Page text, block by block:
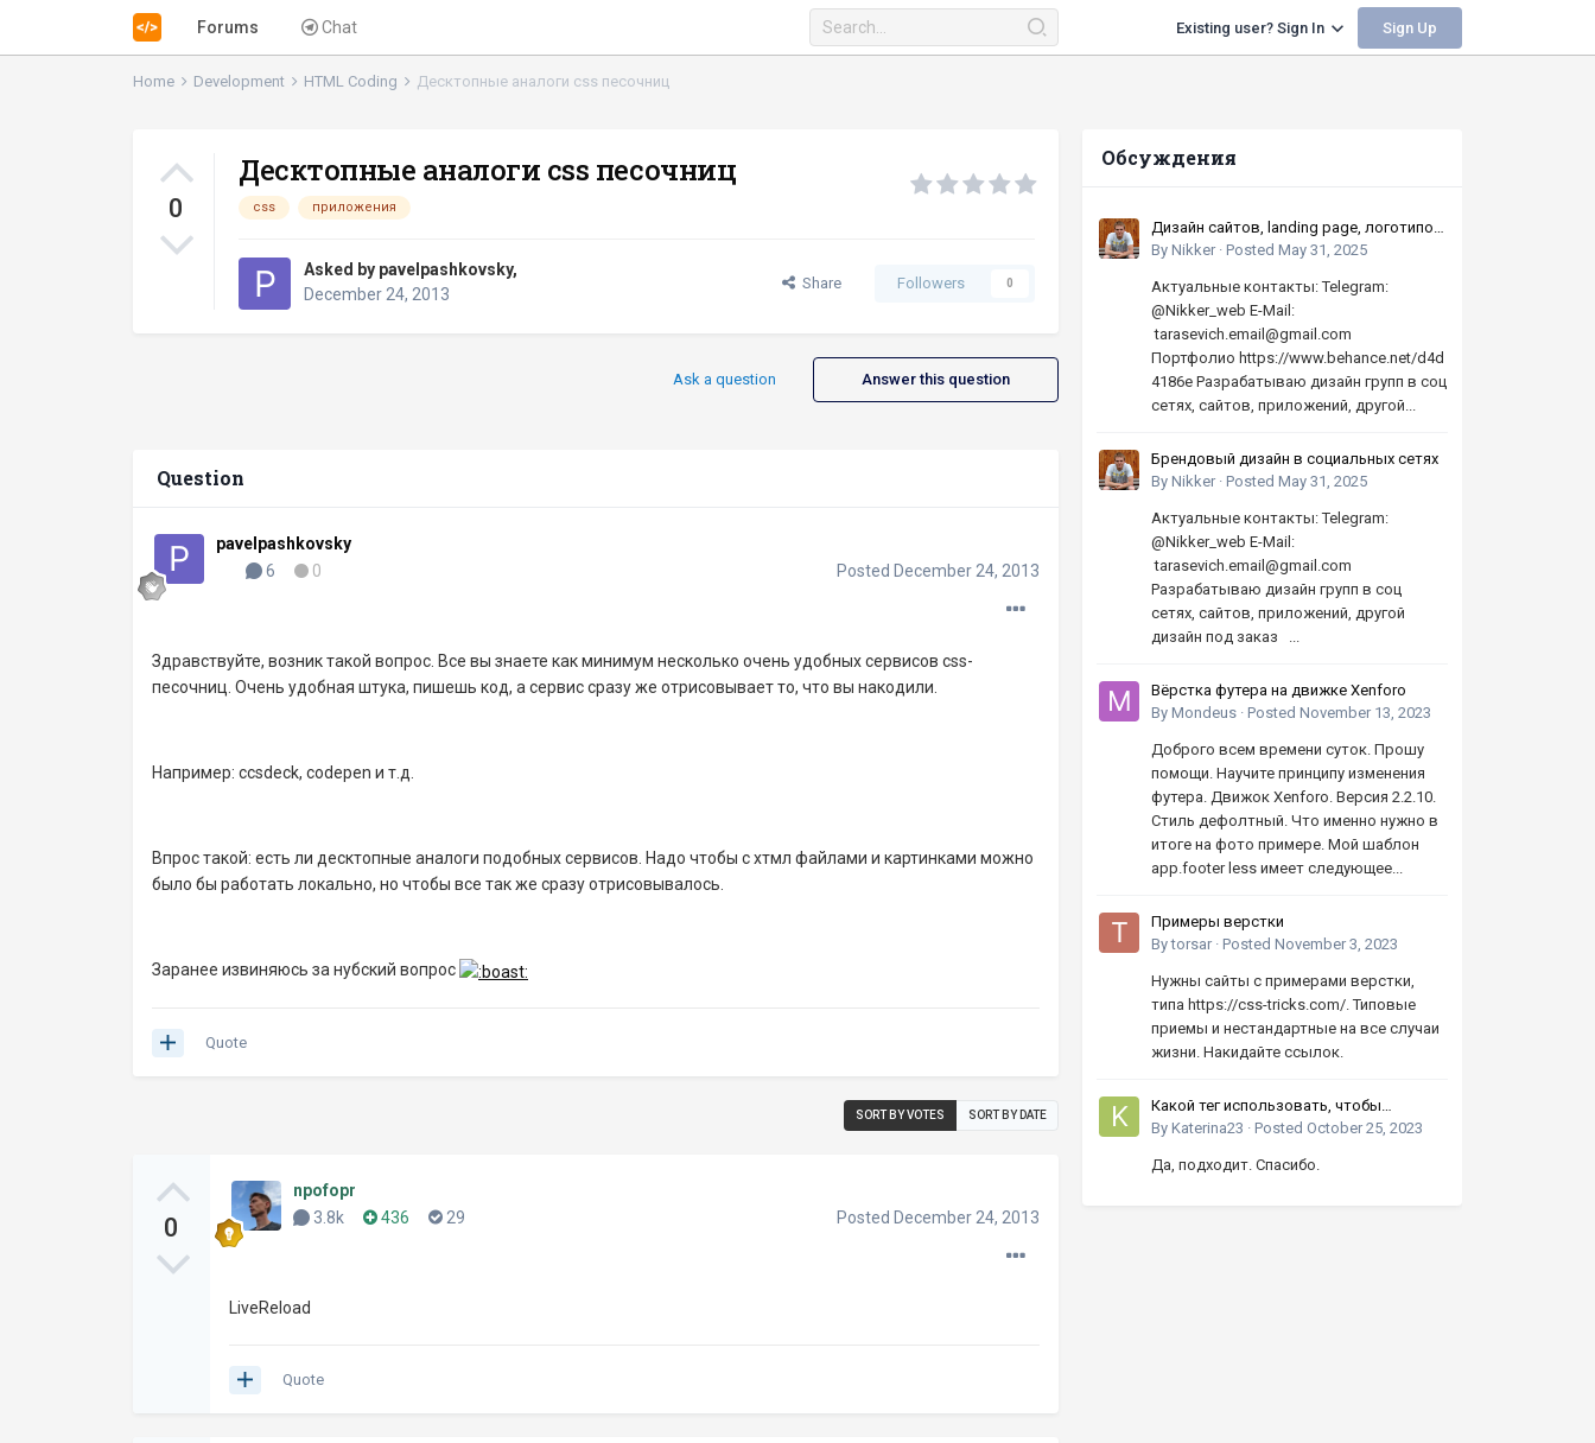
Forums Chat Existing user? Sign In Sign Up
Home Development HTML Coding Десктопные аналоги css песочниц
0
Десктопные аналоги css песочниц
css приложения
Asked by pavelpashkovsky,
December 24, 2013
Share Followers 0
Answer this question
Ask a question
Question
pavelpashkovsky
6
0 Posted December 24, 2013
Здравствуйте, возник такой вопрос. Все вы знаете как минимум несколько очень удобных сервисов css-
песочниц. Очень удобная штука, пишешь код, а сервис сразу же отрисовывает то, что вы накодили.
Например: ccsdeck, codepen и т.д.
Впрос такой: есть ли десктопные аналоги подобных сервисов. Надо чтобы с хтмл файлами и картинками можно
было бы работать локально, но чтобы все так же сразу отрисовывалось.
Заранее извиняюсь за нубский вопрос
Quote
SORT BY VOTES SORT BY DATE
0
npofopr
3.8k
436 29 Posted December 24, 2013
LiveReload
Quote
Обсуждения
Дизайн сайтов, landing page, логотипов,
баннеров, шапок | Высокое качество,
By Nikker · Posted May 31, 2025
Актуальные контакты: Telegram:
@Nikker_web E-Mail:
tarasevich.email@gmail.com
Портфолио https://www.behance.net/d4d
4186e Разрабатываю дизайн групп в соц
сетях, сайтов, приложений, другой...
Брендовый дизайн в социальных сетях
By Nikker · Posted May 31, 2025
Актуальные контакты: Telegram:
@Nikker_web E-Mail:
tarasevich.email@gmail.com
Разрабатываю дизайн групп в соц
сетях, сайтов, приложений, другой
дизайн под заказ ...
Вёрстка футера на движке Xenforo
By Mondeus · Posted November 13, 2023
Доброго всем времени суток. Прошу
помощи. Научите принципу изменения
футера. Движок Xenforo. Версия 2.2.10.
Стиль дефолтный. Что именно нужно в
итоге на фото примере. Мой шаблон
app.footer less имеет следующее...
Примеры верстки
Bytorsar · Posted November 3, 2023
Нужны сайты с примерами верстки,
типа https://css-tricks.com/. Типовые
приемы и нестандартные на все случаи
жизни. Накидайте ссылок.
Какой тег использовать, чтобы
увеличивать число кнопками вверх-
By Katerina23 · Posted October 25, 2023
Да, подходит. Спасибо.